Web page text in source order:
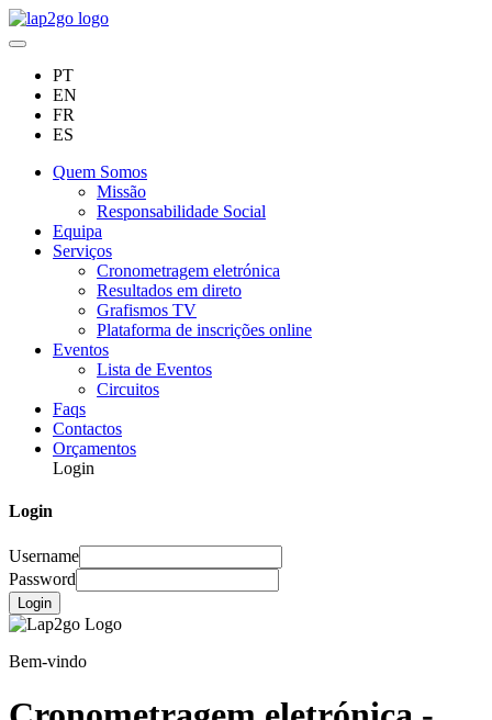
PT
EN
FR
ES
Quem Somos
Missão
Responsabilidade Social
Equipa
Serviços
Cronometragem eletrónica
Resultados em direto
Grafismos TV
Plataforma de inscrições online
Eventos
Lista de Eventos
Circuitos
Faqs
Contactos
Orçamentos
Login
Login
Username
Password
Login
Bem-vindo